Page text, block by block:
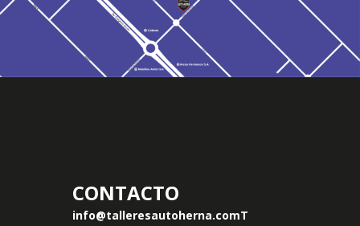
CONTACTO
info@talleresautoherna.comT